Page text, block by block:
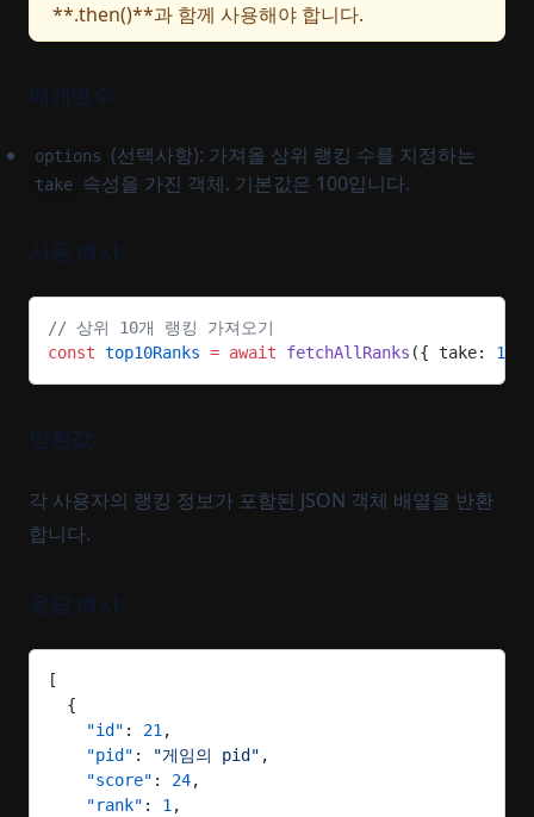
**.then()**과 함께 사용해야 합니다.
매개변수:
options (선택사항): 가져올 상위 랭킹 수를 지정하는
take 속성을 가진 객체. 기본값은 100입니다.
사용 예시:
// 상위 10개 랭킹 가져오기
const top10Ranks = await fetchAllRanks ({ take: 10
반환값:
각 사용자의 랭킹 정보가 포함된 JSON 객체 배열을 반환
합니다.
응답 예시:
[
  {
    "id"
: 21,
    "pid"
: "게임의 pid" ,
    "score"
: 24,
    "rank"
: 1,